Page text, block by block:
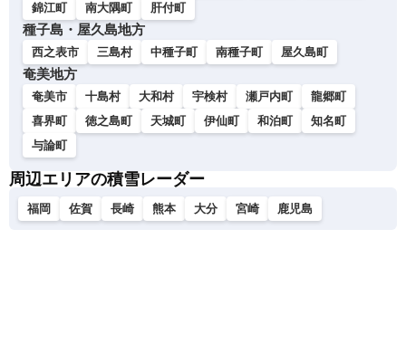
錦江町
南大隅町 肝付町
種子島・屋久島地方
西之表市 三島村 中種子町 南種子町 屋久島町
奄美地方
奄美市 十島村 大和村 宇検村 瀬戸内町
龍郷町
喜界町
徳之島町 天城町 伊仙町 和泊町
知名町
与論町
周辺エリアの積雪レーダー
福岡 佐賀 長崎 熊本 大分 宮崎 鹿児島